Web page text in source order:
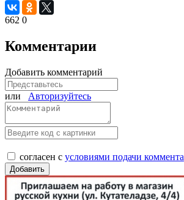
662 0
Комментарии
Добавить комментарий
или Авторизуйтесь
согласен с условиями подачи